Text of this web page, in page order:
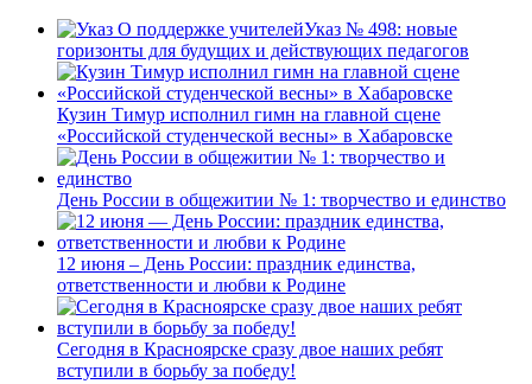
Указ № 498: новые
горизонты для будущих и действующих педагогов
Кузин Тимур исполнил гимн на главной сцене
«Российской студенческой весны» в Хабаровске
День России в общежитии № 1: творчество и единство
12 июня – День России: праздник единства,
ответственности и любви к Родине
Сегодня в Красноярске сразу двое наших ребят
вступили в борьбу за победу!